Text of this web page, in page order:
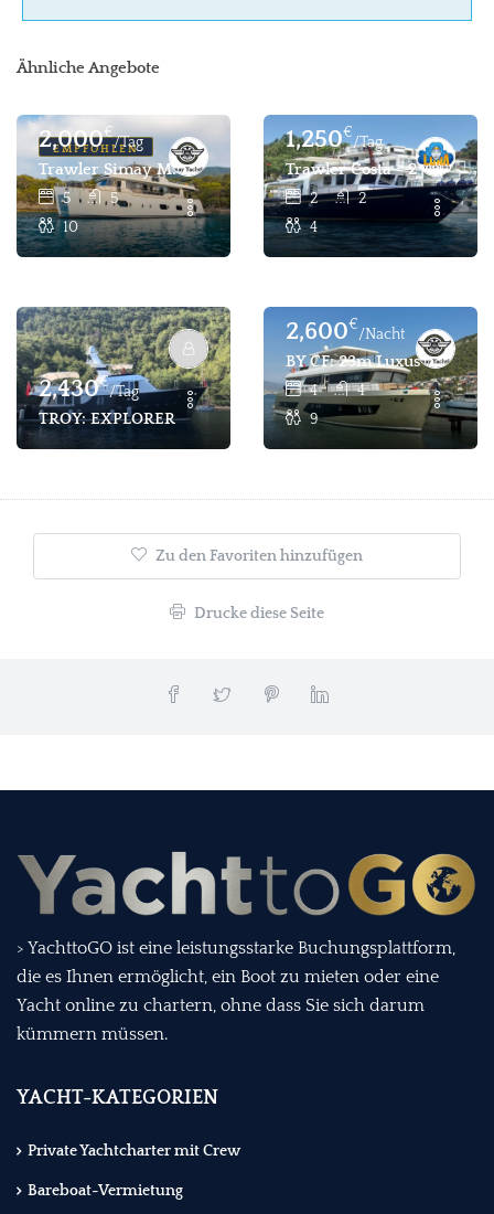
Ähnliche Angebote
EMPFOHLEN
2,000€
/Tag
Trawler Simay M: 5 Kabinen 10 Pax Trawler Für Charter
5
5
10
1,250€
/Tag
Trawler Costa - 2
2
2
4
2,430€
/Tag
TROY: EXPLORER TRAWLER 77, 5 Kabinen 10 Gäste
2,600€
/Nacht
BY CF: 23m Luxus-
4
4
9
Zu den Favoriten hinzufügen
Drucke diese Seite
> YachttoGO ist eine leistungsstarke Buchungsplattform,
die es Ihnen ermöglicht, ein Boot zu mieten oder eine
Yacht online zu chartern, ohne dass Sie sich darum
kümmern müssen.
YACHT-KATEGORIEN
Private Yachtcharter mit Crew
Bareboat-Vermietung